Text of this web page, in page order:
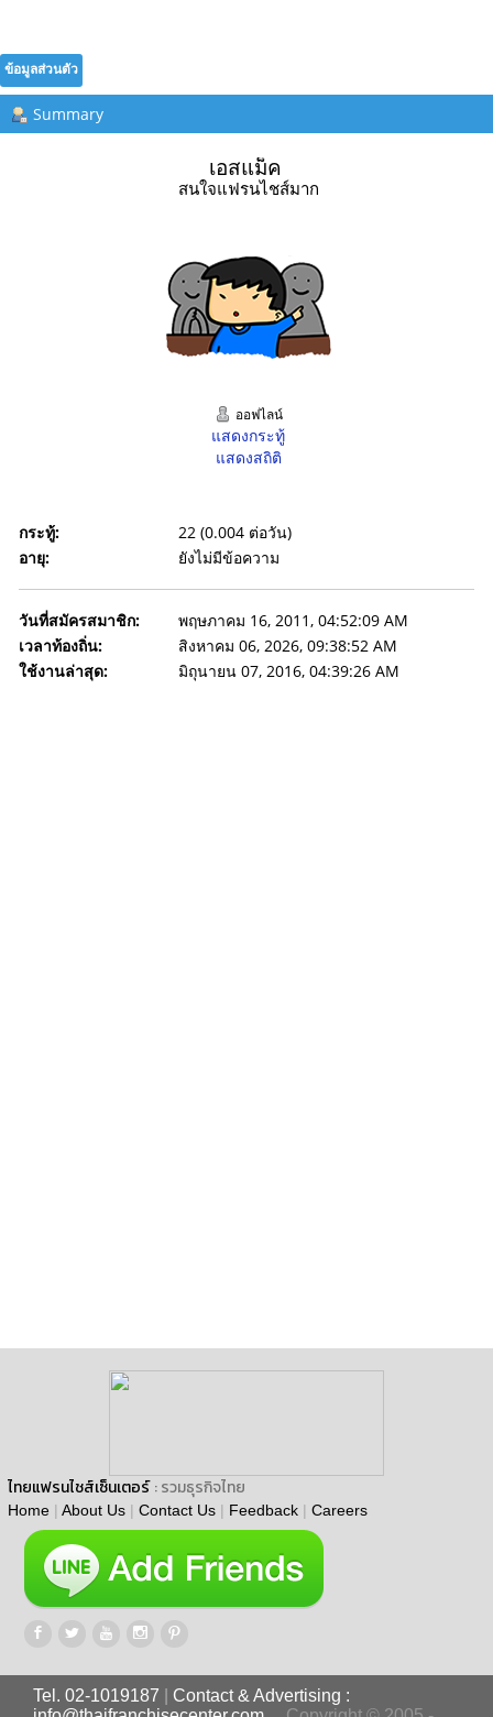
ข้อมูลส่วนตัว
Summary
เอสแม็ค
สนใจแฟรนไชส์มาก
ออฟไลน์
แสดงกระทู้
แสดงสถิติ
กระทู้:
22 (0.004 ต่อวัน)
อายุ:
ยังไม่มีข้อความ
วันที่สมัครสมาชิก:
พฤษภาคม 16, 2011, 04:52:09 AM
เวลาท้องถิ่น:
สิงหาคม 06, 2026, 09:38:52 AM
ใช้งานล่าสุด:
มิถุนายน 07, 2016, 04:39:26 AM
ไทยแฟรนไชส์เซ็นเตอร์ : รวมธุรกิจไทย
Home | About Us | Contact Us | Feedback | Careers
Tel. 02-1019187
Contact & Advertising :